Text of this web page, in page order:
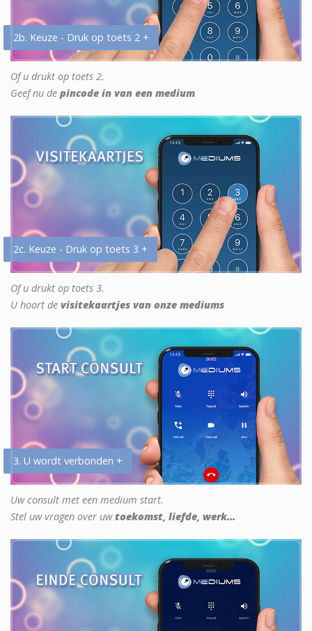
2b. Keuze - Druk op toets 2 +
Of u drukt op toets 2.
Geef nu de pincode in van een medium
2c. Keuze - Druk op toets 3 +
Of u drukt op toets 3.
U hoort de visitekaartjes van onze mediums
3. U wordt verbonden +
Uw consult met een medium start.
Stel uw vragen over uwtoekomst, liefde, werk...